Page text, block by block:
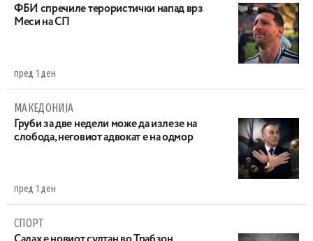
ФБИ спречиле терористички напад врз
Меси на СП
пред 1 ден
МАКЕДОНИЈА
Груби за две недели може да излезе на
слобода, неговиот адвокат е на одмор
пред 1 ден
СПОРТ